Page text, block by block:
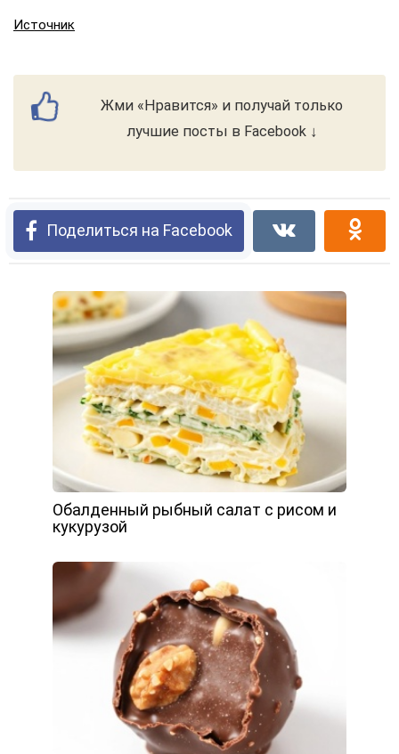
Источник
Жми «Нравится» и получай только
лучшие посты в Facebook ↓
Поделиться на Facebook
Обалденный рыбный салат с рисом и
кукурузой